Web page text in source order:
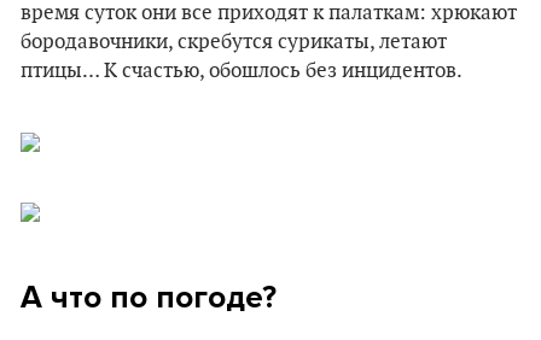
время суток они все приходят к палаткам: хрюкают
бородавочники, скребутся сурикаты, летают
птицы… К счастью, обошлось без инцидентов.
А что по погоде?